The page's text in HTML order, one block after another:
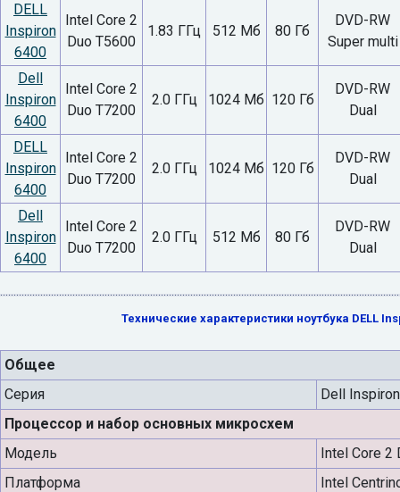
DELL
Inspiron
6400
Intel Core 2
Duo T5600
1.83 ГГц 512 Мб 80 Гб
DVD-RW
Super multi
Dell
Inspiron
6400
Intel Core 2
Duo T7200
2.0 ГГц 1024 Мб 120 Гб
DVD-RW
Dual
DELL
Inspiron
6400
Intel Core 2
Duo T7200
2.0 ГГц 1024 Мб 120 Гб
DVD-RW
Dual
Dell
Inspiron
6400
Intel Core 2
Duo T7200
2.0 ГГц 512 Мб 80 Гб
DVD-RW
Dual
Технические характеристики ноутбука DELL
Общее
Серия
Dell
Процессор и набор основных микросхем
Модель
Intel Core 2
Платформа
Intel